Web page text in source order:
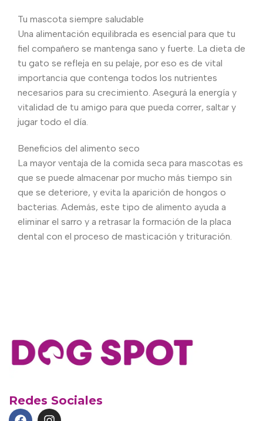
Tu mascota siempre saludable
Una alimentación equilibrada es esencial para que tu
fiel compañero se mantenga sano y fuerte. La dieta de
tu gato se refleja en su pelaje, por eso es de vital
importancia que contenga todos los nutrientes
necesarios para su crecimiento. Asegurá la energía y
vitalidad de tu amigo para que pueda correr, saltar y
jugar todo el día.
Beneficios del alimento seco
La mayor ventaja de la comida seca para mascotas es
que se puede almacenar por mucho más tiempo sin
que se deteriore, y evita la aparición de hongos o
bacterias. Además, este tipo de alimento ayuda a
eliminar el sarro y a retrasar la formación de la placa
dental con el proceso de masticación y trituración.
Redes Sociales